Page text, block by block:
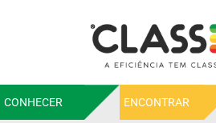
CONHECER ENCONTRAR